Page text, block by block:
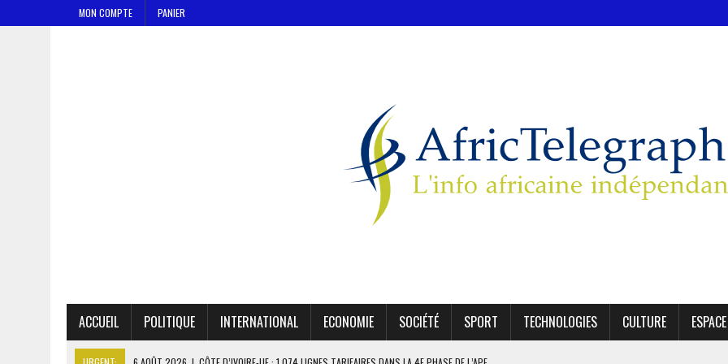
MON COMPTE PANIER
ACCUEIL POLITIQUE INTERNATIONAL ECONOMIE SOCIÉTÉ SPORT TECHNOLOGIES CULTURE